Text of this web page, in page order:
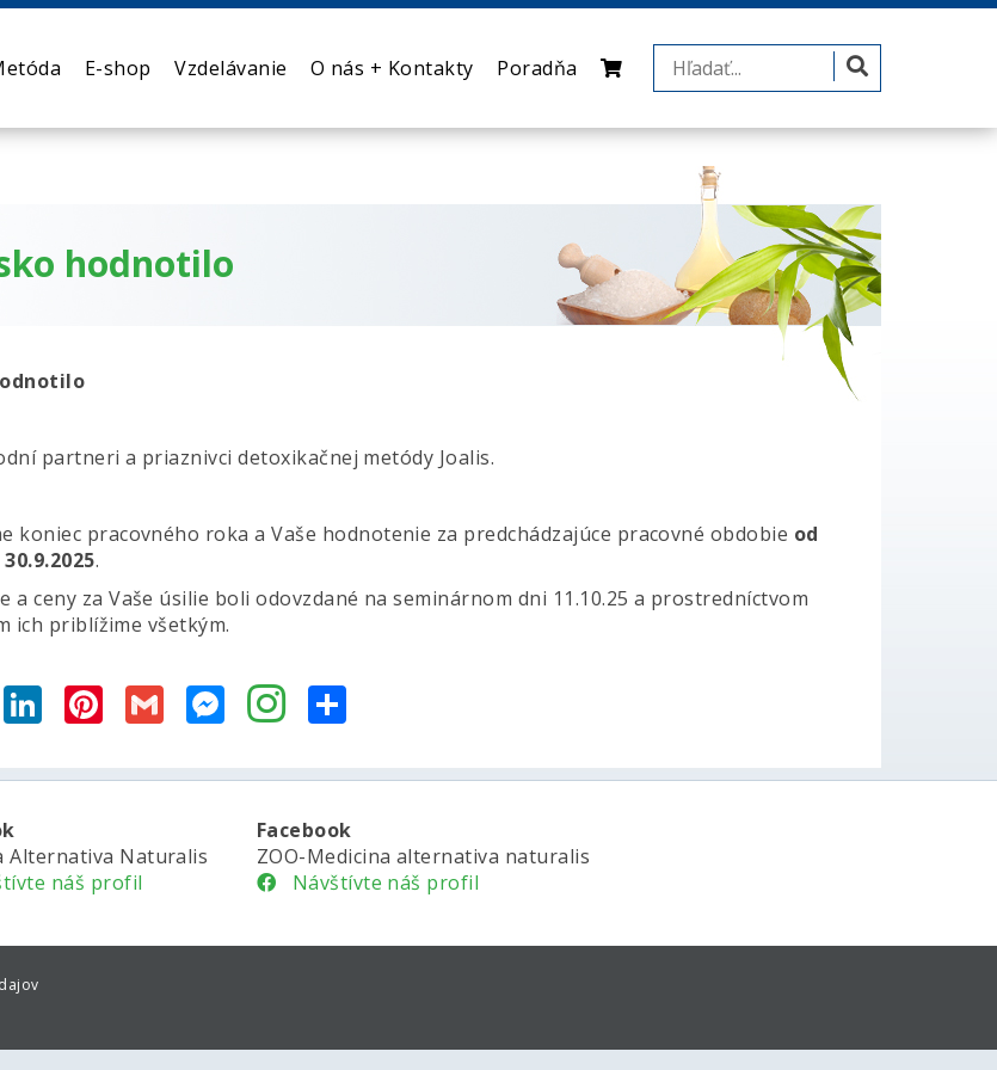
E-shop Vzdelávanie O nás + Kontakty Poradňa
hodnotilo
partneri a priaznivci detoxikačnej metódy Joalis.
koniec pracovného roka a Vaše hodnotenie za predchádzajúce pracovné obdobie od
.
a ceny za Vaše úsilie boli odovzdané na seminárnom dni 11.10.25 a prostredníctvom
ich priblížime všetkým.
LinkedInPinterest
Gmail Messenger
Alternativa Naturalis
náš profil
Facebook
ZOO-Medicina alternativa naturalis
Návštívte náš profil